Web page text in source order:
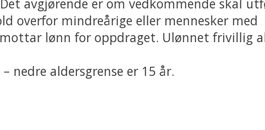
avgjørende er om vedkommende skal
overfor mindreårige eller mennesker med
lønn for oppdraget. Ulønnet frivillig
nedre aldersgrense er 15 år.